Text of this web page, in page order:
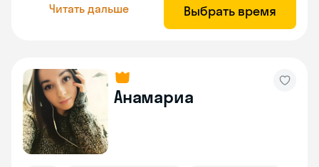
Читать дальше Выбрать время
Анамариа